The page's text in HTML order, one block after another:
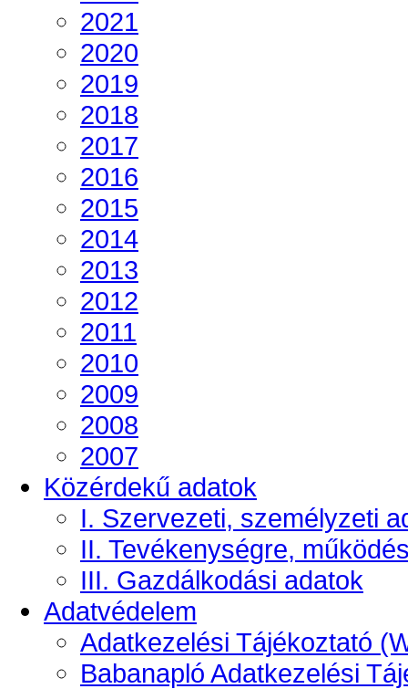
2021
2020
2019
2018
2017
2016
2015
2014
2013
2012
2011
2010
2009
2008
2007
Közérdekű adatok
I. Szervezeti, személyzeti
II. Tevékenységre,
III. Gazdálkodási adatok
Adatvédelem
Adatkezelési Tájékoztató
Babanapló Adatkezelési